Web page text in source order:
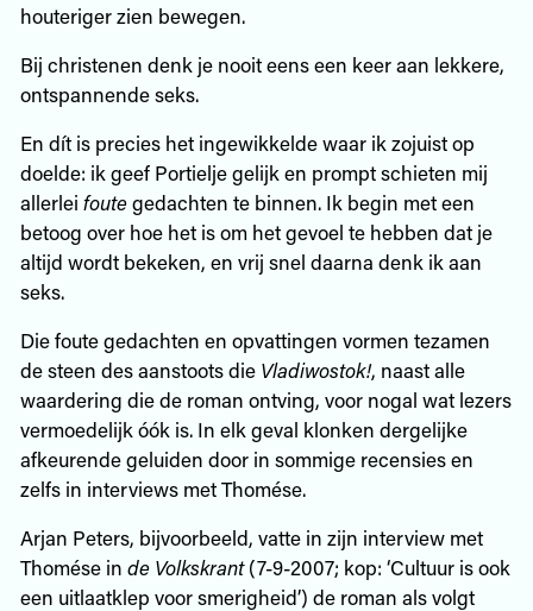
houteriger zien bewegen.
Bij christenen denk je nooit eens een keer aan lekkere,
ontspannende seks.
En dít is precies het ingewikkelde waar ik zojuist op
doelde: ik geef Portielje gelijk en prompt schieten mij
allerlei foutegedachten te binnen. Ik begin met een
betoog over hoe het is om het gevoel te hebben dat je
altijd wordt bekeken, en vrij snel daarna denk ik aan
seks.
Die foute gedachten en opvattingen vormen tezamen
de steen des aanstoots die Vladiwostok!, naast alle
waardering die de roman ontving, voor nogal wat lezers
vermoedelijk óók is. In elk geval klonken dergelijke
afkeurende geluiden door in sommige recensies en
zelfs in interviews met Thomése.
Arjan Peters, bijvoorbeeld, vatte in zijn interview met
Thomése in de Volkskrant(7-9-2007; kop: ‘Cultuur is ook
een uitlaatklep voor smerigheid’) de roman als volgt